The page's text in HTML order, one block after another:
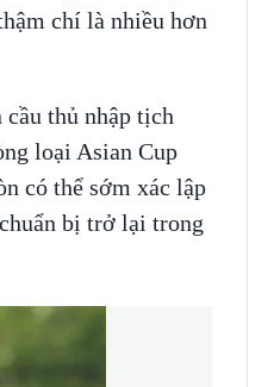
chí là nhiều hơn
thủ nhập tịch
loại Asian Cup
có thể sớm xác lập
bị trở lại trong